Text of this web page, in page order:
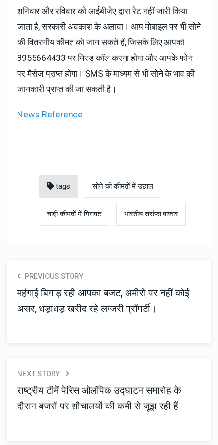
शनिवार और रविवार को आईबीजेए द्वारा रेट नहीं जारी किया
जाता है, सरकारी अवकाश के अलावा। आप मोबाइल पर भी सोने
की वितरणीय कीमत को जान सकते हैं, जिसके लिए आपको
8955664433 पर मिस्ड कॉल करना होगा और आपके फोन
पर मैसेज प्राप्त होगा। SMS के माध्यम से भी सोने के भाव की
जानकारी प्राप्त की जा सकती है।
News Reference
tags सोने की कीमतों में उछाल
चांदी कीमतों में गिरावट भारतीय सर्राफा बाजार
PREVIOUS STORY
महंगाई बिगाड़ रही आपका बजट, अमीरों पर नहीं कोई
असर, धड़ाधड़ खरीद रहे लग्जरी प्रॉपर्टी।
NEXT STORY
राष्ट्रीय टीमें पेरिस ओलंपिक उद्घाटन समारोह के
दौरान बजरों पर शौचालयों की कमी से जूझ रही हैं।